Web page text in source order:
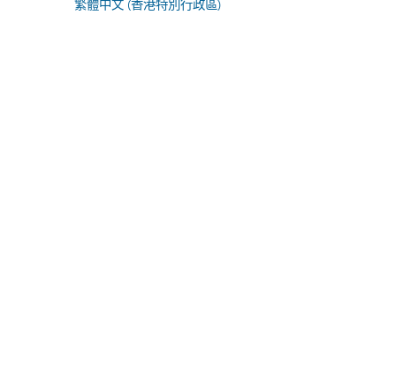
繁體中文 (香港特別行政區)